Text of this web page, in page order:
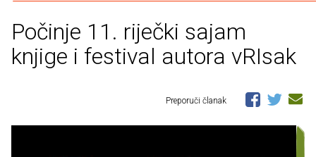
Počinje 11. riječki sajam
knjige i festival autora vRIsak
Preporuči članak